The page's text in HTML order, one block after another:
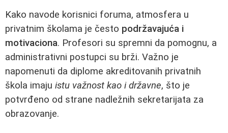
Kako navode korisnici foruma, atmosfera u
privatnim školama je često podržavajuća i
motivaciona. Profesori su spremni da pomognu, a
administrativni postupci su brži. Važno je
napomenuti da diplome akreditovanih privatnih
škola imaju istu važnost kao i državne, što je
potvrđeno od strane nadležnih sekretarijata za
obrazovanje.